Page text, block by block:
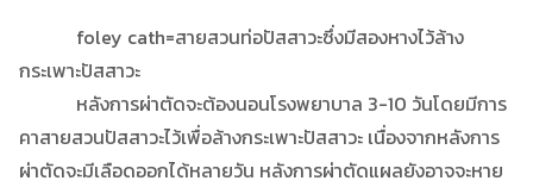
foley cath=สายสวนท่อปัสสาวะซึ่งมีสองหางไว้ล้าง
กระเพาะปัสสาวะ
หลังการผ่าตัดจะต้องนอนโรงพยาบาล 3-10 วันโดยมีการ
คาสายสวนปัสสาวะไว้เพื่อล้างกระเพาะปัสสาวะ เนื่องจากหลังการ
ผ่าตัดจะมีเลือดออกได้หลายวัน หลังการผ่าตัดแผลยังอาจจะหาย